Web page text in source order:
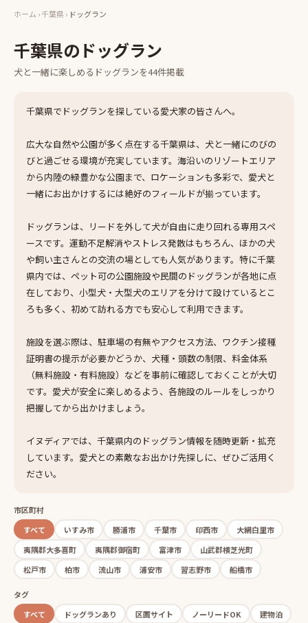
ホーム ›千葉県› ドッグラン
千葉県の ドッグラン
犬と一緒に楽しめる ドッグランを44件掲載
千葉県でドッグランを探している愛犬家の皆さんへ。
広大な自然や公園が多く点在する千葉県は、犬と一緒にのびの
びと過ごせる環境が充実しています。海沿いのリゾートエリア
から内陸の緑豊かな公園まで、ロケーションも多彩で、愛犬と
一緒にお出かけするには絶好のフィールドが揃っています。
ドッグランは、リードを外して犬が自由に走り回れる専用スペ
ースです。運動不足解消やストレス発散はもちろん、ほかの犬
や飼い主さんとの交流の場としても人気があります。特に千葉
県内では、ペット可の公園施設や民間のドッグランが各地に点
在しており、小型犬・大型犬のエリアを分けて設けているとこ
ろも多く、初めて訪れる方でも安心して利用できます。
施設を選ぶ際は、駐車場の有無やアクセス方法、ワクチン接種
証明書の提示が必要かどうか、犬種・頭数の制限、料金体系
（無料施設・有料施設）などを事前に確認しておくことが大切
です。愛犬が安全に楽しめるよう、各施設のルールをしっかり
把握してから出かけましょう。
イヌディアでは、千葉県内のドッグラン情報を随時更新・拡充
しています。愛犬との素敵なお出かけ先探しに、ぜひご活用く
ださい。
市区町村
すべて
いすみ市 勝浦市 千葉市 印西市
大網白里市
夷隅郡大多喜町
夷隅郡御宿町 富津市
山武郡横芝光町
松戸市
柏市 流山市 浦安市 習志野市 船橋市
タグ
すべて
ドッグランあり 区画サイト ノーリードOK
建物泊